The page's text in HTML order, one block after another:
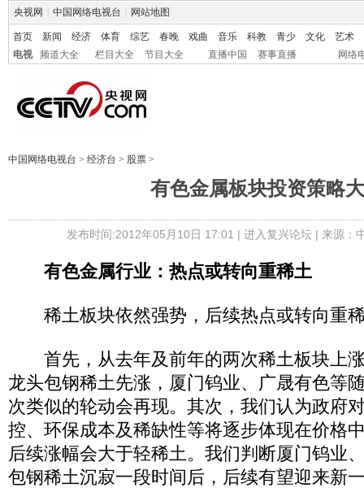
央视网 中国网络电视台 网站地图
首页 新闻 经济 体育 综艺 春晚 戏曲 音乐 科教 青少 文化
艺术
电视
频道大全 栏目大全 节目大全 直播中国 赛事直播 网络
中国网络电视台 > 经济台 > 股票 >
有色金属板块投资策略
发布时间:2012年05月10日 17:01 | 进入复兴论坛| 来源：
有色金属行业：热点或转向重稀土
稀土板块依然强势，后续热点或转向重
首先，从去年及前年的两次稀土板块上
龙头包钢稀土先涨，厦门钨业、广晟有色等
次类似的轮动会再现。其次，我们认为政府
控、环保成本及稀缺性等将逐步体现在价格
后续涨幅会大于轻稀土。我们判断厦门钨业
包钢稀土沉寂一段时间后，后续有望迎来新